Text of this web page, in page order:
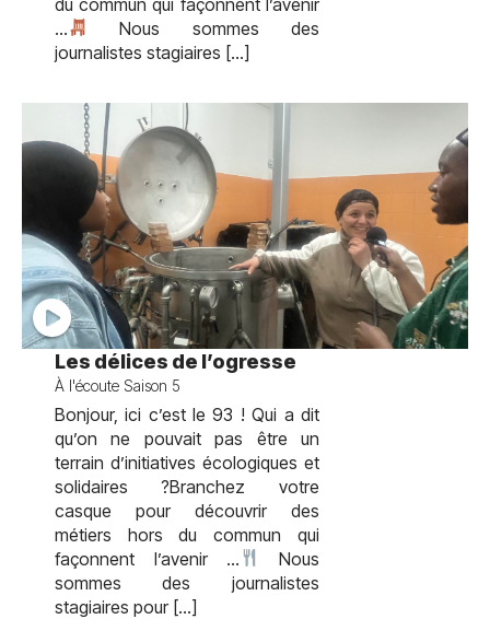
…
Nous sommes des
journalistes stagiaires […]
Les délices de l’ogresse
À l'écoute Saison 5
Bonjour, ici c’est le 93 ! Qui a dit
qu’on ne pouvait pas être un
terrain d’initiatives écologiques et
solidaires ?Branchez votre
casque pour découvrir des
métiers hors du commun qui
façonnent l’avenir …
Nous
sommes des journalistes
stagiaires pour […]